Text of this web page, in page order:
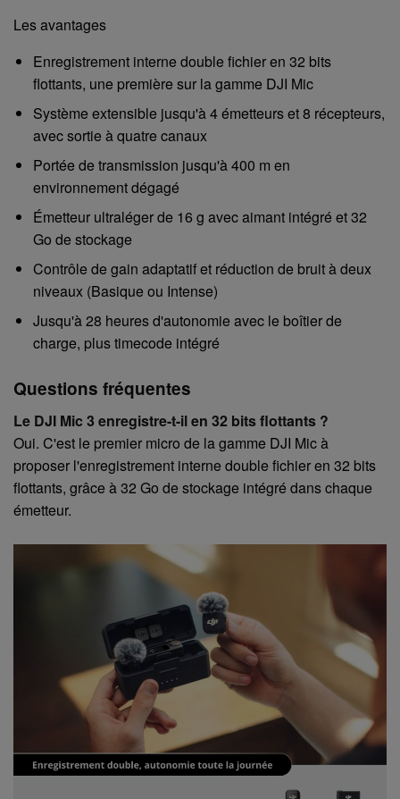
Les avantages
Enregistrement interne double fichier en 32 bits
flottants, une première sur la gamme DJI Mic
Système extensible jusqu'à 4 émetteurs et 8 récepteurs,
avec sortie à quatre canaux
Portée de transmission jusqu'à 400 m en
environnement dégagé
Émetteur ultraléger de 16 g avec aimant intégré et 32
Go de stockage
Contrôle de gain adaptatif et réduction de bruit à deux
niveaux (Basique ou Intense)
Jusqu'à 28 heures d'autonomie avec le boîtier de
charge, plus timecode intégré
Questions fréquentes
Le DJI Mic 3 enregistre-t-il en 32 bits flottants ?
Oui. C'est le premier micro de la gamme DJI Mic à
proposer l'enregistrement interne double fichier en 32 bits
flottants, grâce à 32 Go de stockage intégré dans chaque
émetteur.